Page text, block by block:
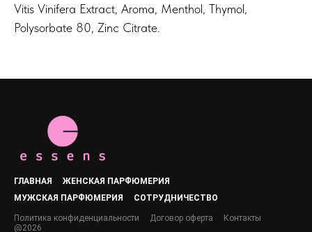
Vitis Vinifera Extract, Aroma, Menthol, Thymol,
Polysorbate 80, Zinc Citrate.
ГЛАВНАЯ
ЖЕНСКАЯ ПАРФЮМЕРИЯ
МУЖСКАЯ ПАРФЮМЕРИЯ
СОТРУДНИЧЕСТВО
Политика конфиденциальности Договор оферта
Контакты
@2026